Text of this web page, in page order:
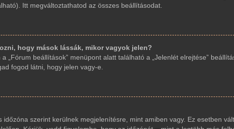
Itt megváltoztathatod az összes beállításodat.
hogy mások lássák, mikor vagyok jelen?
„Fórum beállítások” menüpont alatt található a „Jelenlét elrejtése”
fogod látni, hogy jelen vagy-e.
időzóna szerint kerülnek megjelenítésre, mint amiben vagy. Ez esetben